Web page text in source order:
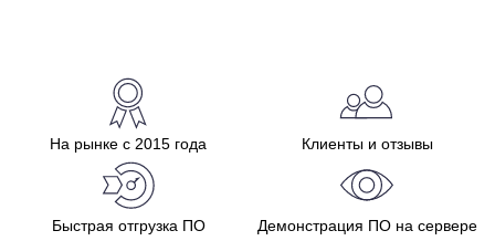
На рынке с 2015 года Клиенты и отзывы
Быстрая отгрузка ПО Демонстрация ПО на сервере